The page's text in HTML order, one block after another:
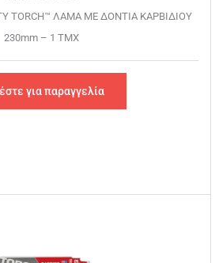
TORCH™ ΛΑΜΑ ΜΕ ΔΟΝΤΙΑ ΚΑΡΒΙΔΙΟΥ
230mm – 1 TMX
για παραγγελία